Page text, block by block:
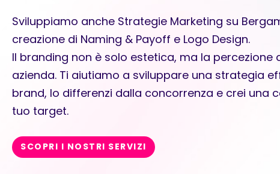
Sviluppiamo anche Strategie Marketing su
creazione di Naming & Payoff e Logo Design.
Il branding non è solo estetica, ma la percezione
azienda. Ti aiutiamo a sviluppare una strategia
brand, lo differenzi dalla concorrenza e crei una
tuo target.
SCOPRI I NOSTRI SERVIZI